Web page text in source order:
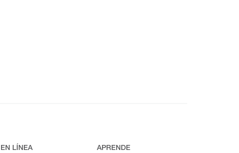
EN LÍNEA APRENDE